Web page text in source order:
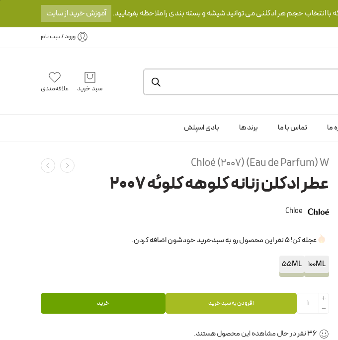
انتخاب حجم هر ادکلنی می توانید شیشه و بسته بندی را ملاحظه بفرمایید. آموزش خرید از سایت
ورود / ثبت نام
سبد خرید علاقه‌مندی
ما تماس با ما برند ها بادی اسپلش
Chloé (2007) (Eau de Parfum) W
عطر ادکلن زنانه کلوهه کلوئه 2007
Chloe
عجله کن! 5 نفر این محصول رو به سبدخرید خودشون اضافه کردن.
100ML
55ML
افزودن به سبد خرید خرید
36نفردر حال مشاهده این محصول هستند.